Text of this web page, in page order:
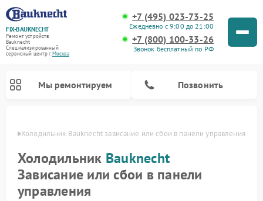
FIX-BAUKNECHT
Ремонт устройств
Bauknecht
Специализированный
cервисный центр г.Москва
+7 (495) 023-73-25
Ежедневно с 9:00 до 21:00
+7 (800) 100-33-26
Звонок бесплатный по РФ
Мы ремонтируем Позвонить
Холодильник Bauknecht зависание или сбои в панели управления
Холодильник Bauknecht
Зависание или сбои в панели
управления